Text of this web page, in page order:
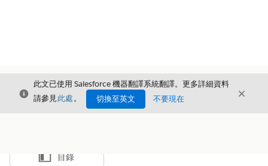
結束
此文已使用 Salesforce 機器翻譯系統翻譯。更多詳細資料
請參見此處。 切換至英文 不要現在 結束
顯示目錄
目錄